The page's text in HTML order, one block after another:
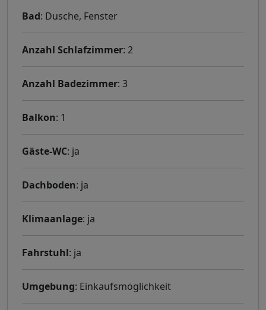
Bad: Dusche, Fenster
Anzahl Schlafzimmer: 2
Anzahl Badezimmer: 3
Balkon: 1
Gäste-WC: ja
Dachboden: ja
Klimaanlage: ja
Fahrstuhl: ja
Umgebung: Einkaufsmöglichkeit